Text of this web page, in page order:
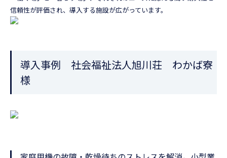
信頼性が評価され、導入する施設が広がっています。
導入事例 社会福祉法人旭川荘 わかば寮
様